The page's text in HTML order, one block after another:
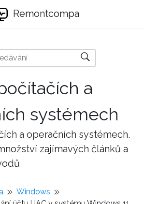
Remontcompa
a
systémech
a operačních systémech.
zajímavých článků a
Windows